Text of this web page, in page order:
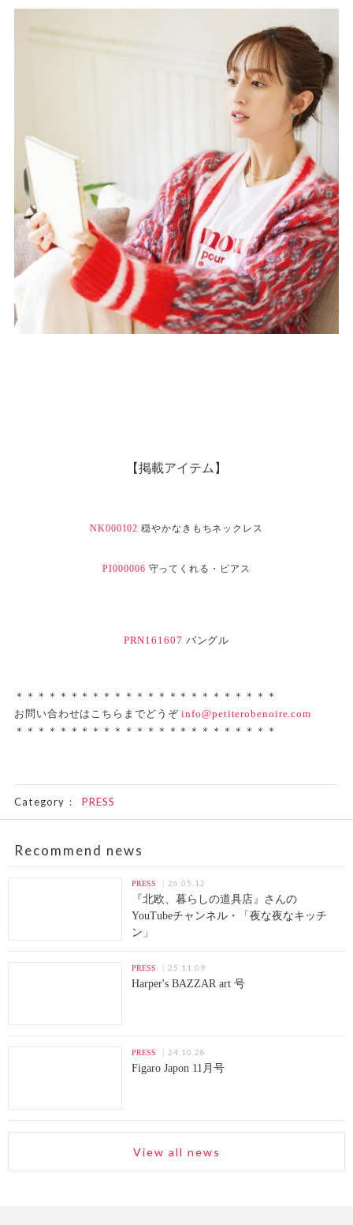
【掲載アイテム】
NK000102 穏やかなきもちネックレス
PI000006 守ってくれる・ピアス
PRN161607 バングル
＊＊＊＊＊＊＊＊＊＊＊＊＊＊＊＊＊＊＊＊＊＊＊＊
お問い合わせはこちらまでどうぞinfo@petiterobenoire.com
＊＊＊＊＊＊＊＊＊＊＊＊＊＊＊＊＊＊＊＊＊＊＊＊
Category： PRESS
Recommend news
PRESS 26.05.12
『北欧、暮らしの道具店』さんの
YouTubeチャンネル・「夜な夜なキッチ
ン」
PRESS 25.11.09
Harper's BAZZAR art 号
PRESS 24.10.28
Figaro Japon 11月号
View all news